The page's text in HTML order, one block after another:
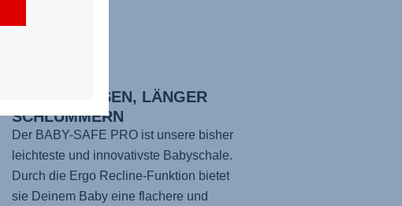
SICHER REISEN, LÄNGER
SCHLUMMERN
Der BABY-SAFE PRO ist unsere bisher
leichteste und innovativste Babyschale.
Durch die Ergo Recline-Funktion bietet
sie Deinem Baby eine flachere und